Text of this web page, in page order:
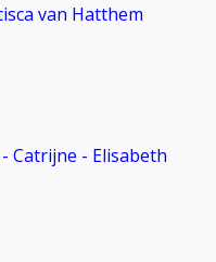
van Hatthem
Catrijne - Elisabeth